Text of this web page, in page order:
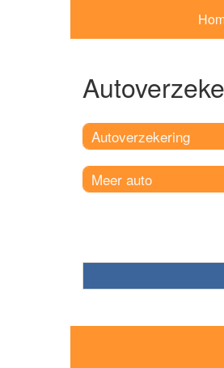
Autoverzekering
Meer auto